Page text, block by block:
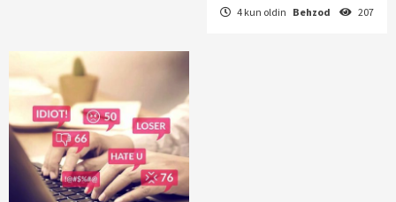
4 kun oldin Behzod 207